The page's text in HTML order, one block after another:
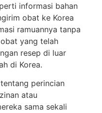
informasi bahan
obat ke Korea
ramuannya tanpa
yang telah
resep di luar
di Korea.
perincian
atau
sama sekali